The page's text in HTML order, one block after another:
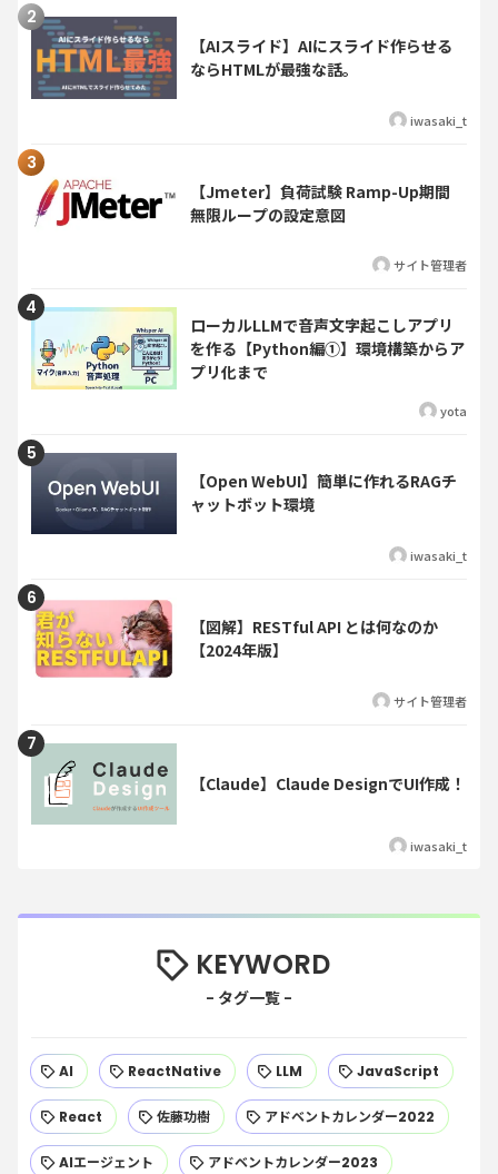
【AIスライド】AIにスライド作らせる
ならHTMLが最強な話。
iwasaki_t
【Jmeter】負荷試験 Ramp-Up期間
無限ループの設定意図
サイト管理者
ローカルLLMで音声文字起こしアプリ
を作る【Python編①】環境構築からア
プリ化まで
yota
【Open WebUI】簡単に作れるRAGチ
ャットボット環境
iwasaki_t
【図解】RESTful API とは何なのか
【2024年版】
サイト管理者
【Claude】Claude DesignでUI作成！
iwasaki_t
KEYWORD
AI ReactNative LLM JavaScript
React 佐藤功樹 アドベントカレンダー2022
AIエージェント アドベントカレンダー2023